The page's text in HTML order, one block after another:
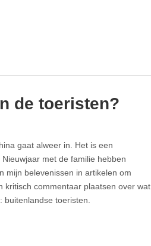
de toeristen?
gaat alweer in. Het is een
met de familie hebben
mijn belevenissen in artikelen om
kritisch commentaar plaatsen over wat
toeristen.